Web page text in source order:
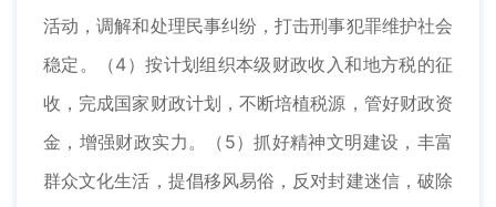
活动，调解和处理民事纠纷，打击刑事犯罪维护社会
稳定。（4）按计划组织本级财政收入和地方税的征
收，完成国家财政计划，不断培植税源，管好财政资
金，增强财政实力。（5）抓好精神文明建设，丰富
群众文化生活，提倡移风易俗，反对封建迷信，破除